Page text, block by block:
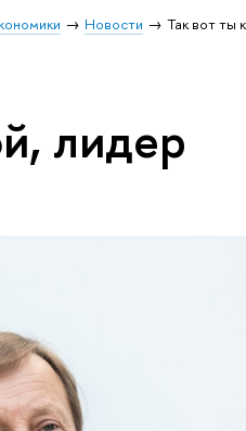
Новости Так вот ты
лидер